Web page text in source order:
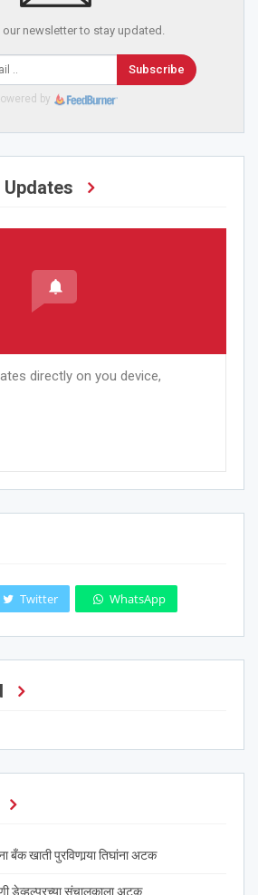
newsletter to stay updated.
Subscribe
by
directly on you device,
Twitter WhatsApp
बँक खाती पुरविणार्‍या तिघांना अटक
डेव्हल्परच्या संचालकाला अटक